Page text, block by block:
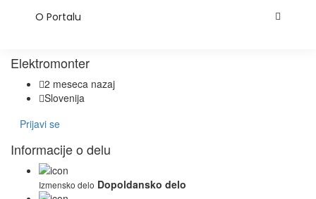
O Portalu
Elektromonter
2 meseca nazaj
Slovenija
Prijavi se
Informacije o delu
Izmensko delo Dopoldansko delo